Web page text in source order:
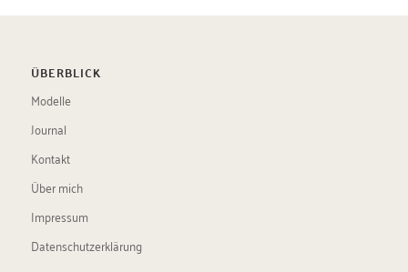
ÜBERBLICK
Modelle
Journal
Kontakt
Über mich
Impressum
Datenschutzerklärung